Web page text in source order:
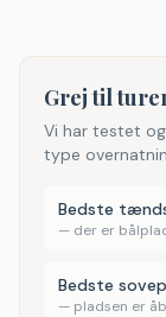
Grej til
Vi har testet
type
Bedste
— der er
Bedste
— pladsen er